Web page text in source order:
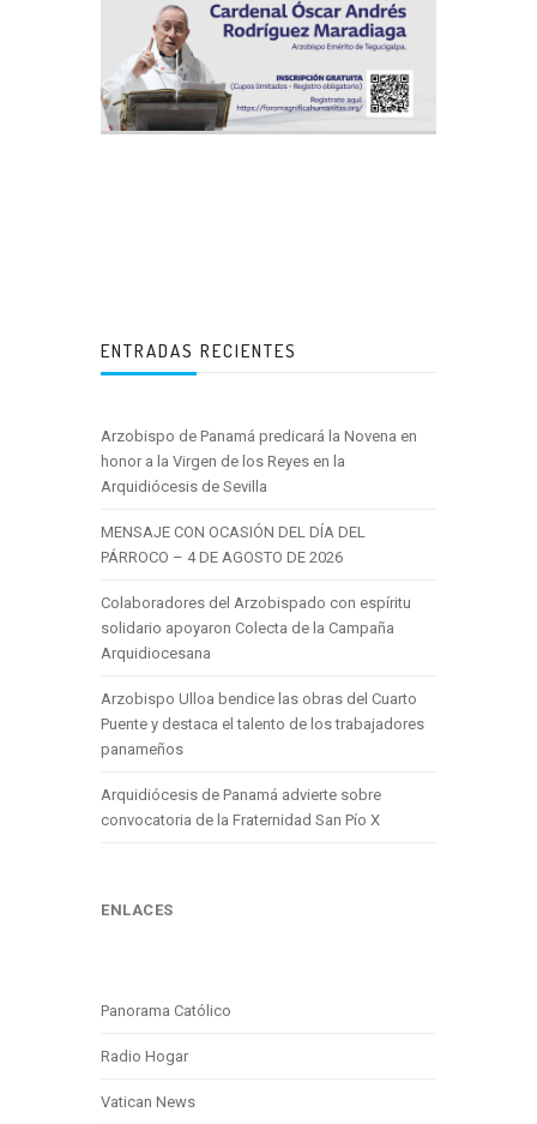
ENTRADAS RECIENTES
Arzobispo de Panamá predicará la Novena en
honor a la Virgen de los Reyes en la
Arquidiócesis de Sevilla
MENSAJE CON OCASIÓN DEL DÍA DEL
PÁRROCO – 4 DE AGOSTO DE 2026
Colaboradores del Arzobispado con espíritu
solidario apoyaron Colecta de la Campaña
Arquidiocesana
Arzobispo Ulloa bendice las obras del Cuarto
Puente y destaca el talento de los trabajadores
panameños
Arquidiócesis de Panamá advierte sobre
convocatoria de la Fraternidad San Pío X
ENLACES
Panorama Católico
Radio Hogar
Vatican News